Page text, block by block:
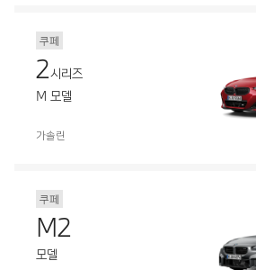
쿠페
2시리즈
M 모델
가솔린
쿠페
M2
모델